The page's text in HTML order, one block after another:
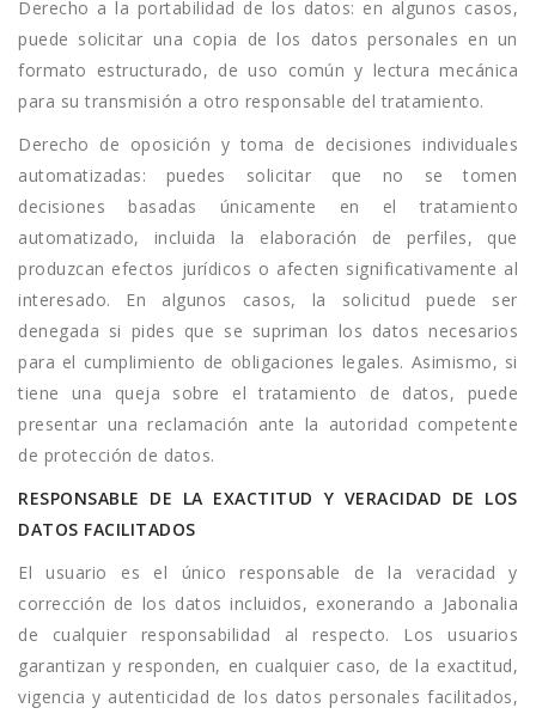
Derecho a la portabilidad de los datos: en algunos casos,
puede solicitar una copia de los datos personales en un
formato estructurado, de uso común y lectura mecánica
para su transmisión a otro responsable del tratamiento.
Derecho de oposición y toma de decisiones individuales
automatizadas: puedes solicitar que no se tomen
decisiones basadas únicamente en el tratamiento
automatizado, incluida la elaboración de perfiles, que
produzcan efectos jurídicos o afecten significativamente al
interesado. En algunos casos, la solicitud puede ser
denegada si pides que se supriman los datos necesarios
para el cumplimiento de obligaciones legales. Asimismo, si
tiene una queja sobre el tratamiento de datos, puede
presentar una reclamación ante la autoridad competente
de protección de datos.
RESPONSABLE DE LA EXACTITUD Y VERACIDAD DE LOS
DATOS FACILITADOS
El usuario es el único responsable de la veracidad y
corrección de los datos incluidos, exonerando a Jabonalia
de cualquier responsabilidad al respecto. Los usuarios
garantizan y responden, en cualquier caso, de la exactitud,
vigencia y autenticidad de los datos personales facilitados,